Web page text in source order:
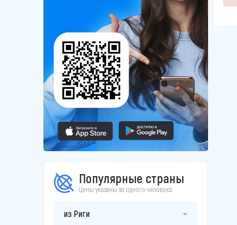
Популярные страны
Цены указаны за одного человека
из Риги